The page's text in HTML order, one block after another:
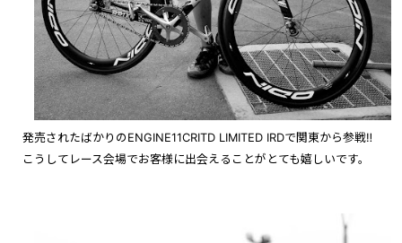
発売されたばかりのENGINE11CRITD LIMITED IRDで関東から参戦‼︎
こうしてレース会場でお客様に出会えることがとても嬉しいです。